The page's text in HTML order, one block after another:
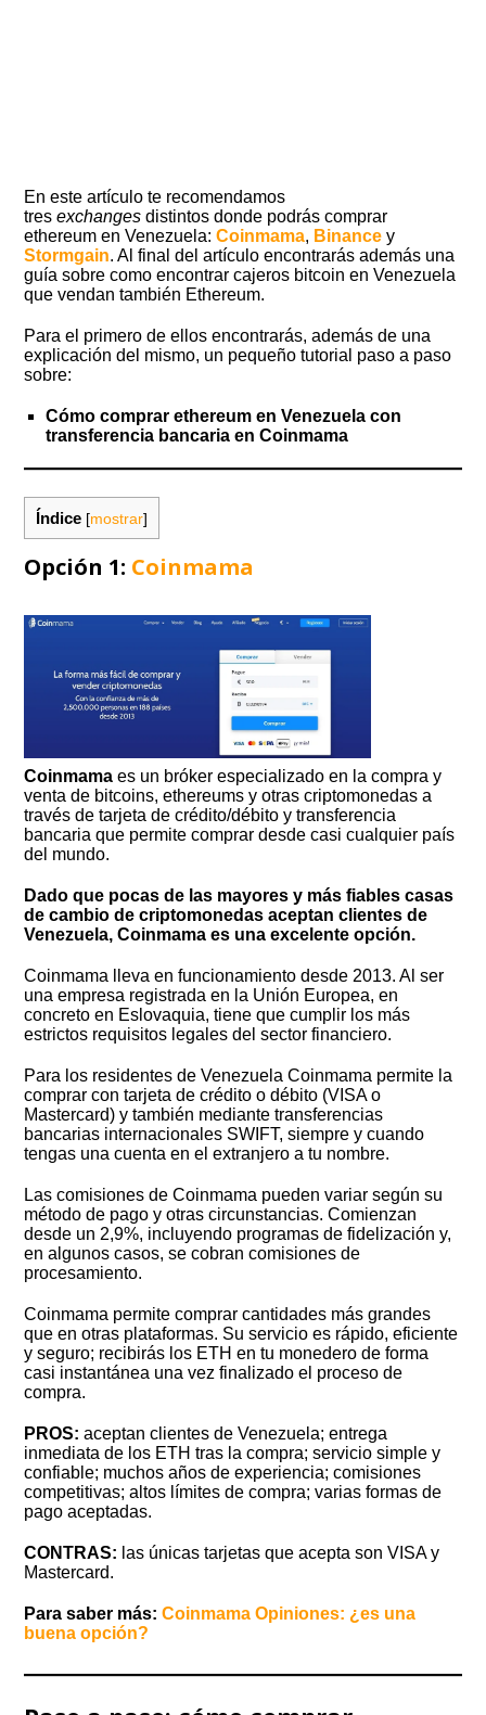
En este artículo te recomendamos
tresexchanges distintos donde podrás comprar
ethereum en Venezuela:Coinmama, Binance y
Stormgain. Al final del artículo encontrarás además una
guía sobre como encontrar cajeros bitcoin en Venezuela
que vendan también Ethereum.
Para el primero de ellos encontrarás, además de una
explicación del mismo, un pequeño tutorial paso a paso
sobre:
Cómo comprar ethereum en Venezuela con
transferencia bancaria en Coinmama
Índice [mostrar]
Opción 1: Coinmama
Coinmama es un bróker especializado en la compra y
venta de bitcoins, ethereums y otras criptomonedas a
través de tarjeta de crédito/débito y transferencia
bancaria que permite comprar desde casi cualquier país
del mundo.
Dado que pocas de las mayores y más fiables casas
de cambio de criptomonedas aceptan clientes de
Venezuela, Coinmama es una excelente opción.
Coinmama lleva en funcionamiento desde 2013. Al ser
una empresa registrada en la Unión Europea, en
concreto en Eslovaquia, tiene que cumplir los más
estrictos requisitos legales del sector financiero.
Para los residentes de Venezuela Coinmama permite la
comprar con tarjeta de crédito o débito (VISA o
Mastercard) y también mediante transferencias
bancarias internacionales SWIFT, siempre y cuando
tengas una cuenta en el extranjero a tu nombre.
Las comisiones de Coinmama pueden variar según su
método de pago y otras circunstancias. Comienzan
desde un 2,9%, incluyendo programas de fidelización y,
en algunos casos, se cobran comisiones de
procesamiento.
Coinmama permite comprar cantidades más grandes
que en otras plataformas. Su servicio es rápido, eficiente
y seguro; recibirás los ETH en tu monedero de forma
casi instantánea una vez finalizado el proceso de
compra.
PROS:aceptan clientes de Venezuela; entrega
inmediata de los ETH tras la compra; servicio simple y
confiable; muchos años de experiencia; comisiones
competitivas; altos límites de compra; varias formas de
pago aceptadas.
CONTRAS: las únicas tarjetas que acepta son VISA y
Mastercard.
Para saber más: Coinmama Opiniones: ¿es una
buena opción?